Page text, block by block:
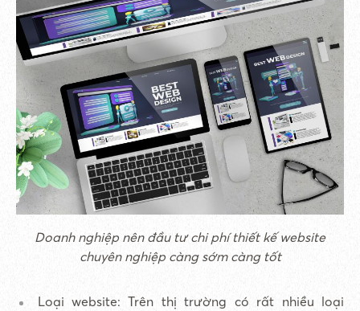
Doanh nghiệp nên đầu tư chi phí thiết kế website
chuyên nghiệp càng sớm càng tốt
Loại website: Trên thị trường có rất nhiều loại